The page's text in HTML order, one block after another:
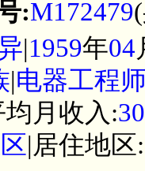
:M172479
|1959年04
|电器工程
均月收入:
|居住地区: